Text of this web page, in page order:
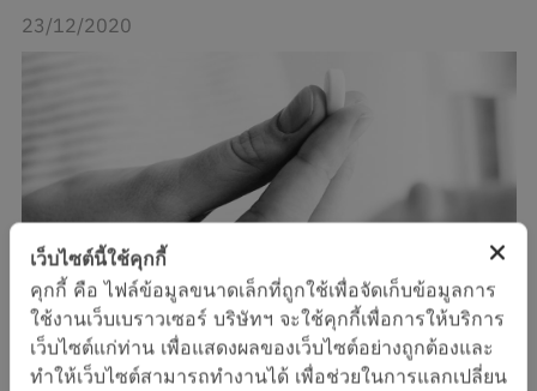
23/12/2020
เว็บไซต์นี้ใช้คุกกี้
คุกกี้ คือ ไฟล์ข้อมูลขนาดเล็กที่ถูกใช้เพื่อจัดเก็บข้อมูลการ
ใช้งานเว็บเบราวเซอร์ บริษัทฯ จะใช้คุกกี้เพื่อการให้บริการ
เว็บไซต์แก่ท่าน เพื่อแสดงผลของเว็บไซต์อย่างถูกต้องและ
ทำให้เว็บไซต์สามารถทำงานได้ เพื่อช่วยในการแลกเปลี่ยน